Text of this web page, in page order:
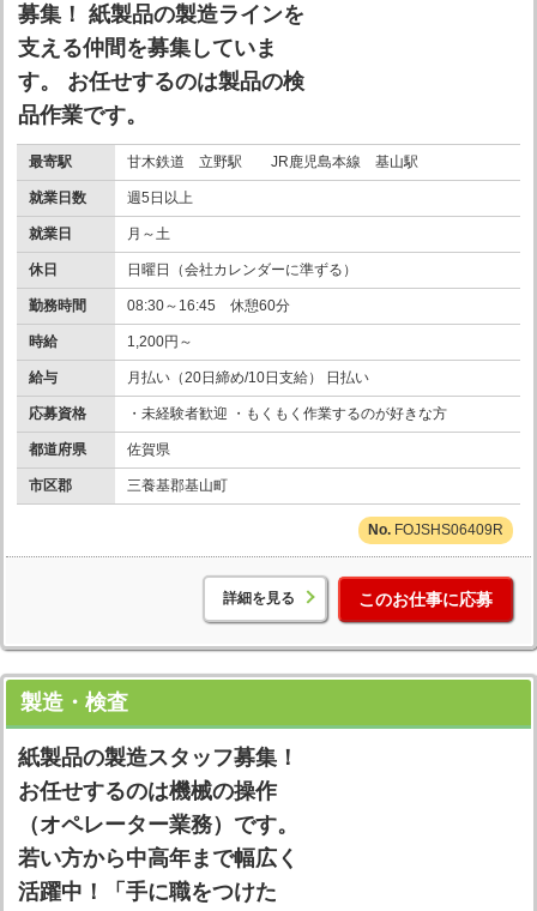
募集！ 紙製品の製造ラインを
支える仲間を募集していま
す。 お任せするのは製品の検
品作業です。
最寄駅 甘木鉄道 立野駅 JR鹿児島本線 基山駅
就業日数 週5日以上
就業日 月～土
休日 日曜日（会社カレンダーに準ずる）
勤務時間 08:30～16:45 休憩60分
時給 1,200円～
給与 月払い（20日締め/10日支給） 日払い
応募資格 ・未経験者歓迎 ・もくもく作業するのが好きな方
都道府県 佐賀県
市区郡 三養基郡基山町
FOJSHS06409R
詳細を見る このお仕事に応募
製造・検査
紙製品の製造スタッフ募集！
お任せするのは機械の操作
（オペレーター業務）です。
若い方から中高年まで幅広く
活躍中！「手に職をつけた